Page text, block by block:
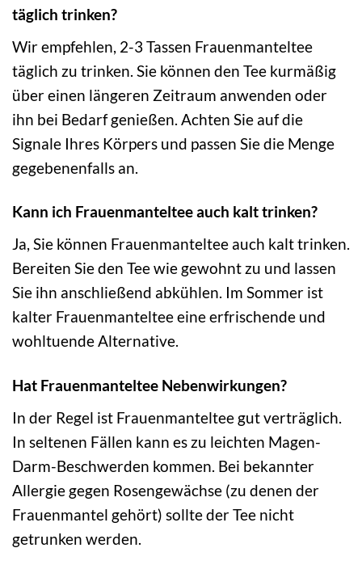
täglich trinken?
Wir empfehlen, 2-3 Tassen Frauenmanteltee
täglich zu trinken. Sie können den Tee kurmäßig
über einen längeren Zeitraum anwenden oder
ihn bei Bedarf genießen. Achten Sie auf die
Signale Ihres Körpers und passen Sie die Menge
gegebenenfalls an.
Kann ich Frauenmanteltee auch kalt trinken?
Ja, Sie können Frauenmanteltee auch kalt trinken.
Bereiten Sie den Tee wie gewohnt zu und lassen
Sie ihn anschließend abkühlen. Im Sommer ist
kalter Frauenmanteltee eine erfrischende und
wohltuende Alternative.
Hat Frauenmanteltee Nebenwirkungen?
In der Regel ist Frauenmanteltee gut verträglich.
In seltenen Fällen kann es zu leichten Magen-
Darm-Beschwerden kommen. Bei bekannter
Allergie gegen Rosengewächse (zu denen der
Frauenmantel gehört) sollte der Tee nicht
getrunken werden.